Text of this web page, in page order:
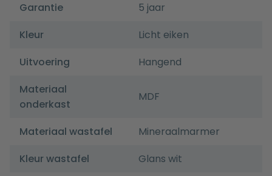
Garantie
5 jaar
Kleur
Licht eiken
Uitvoering
Hangend
Materiaal
onderkast
MDF
Materiaal wastafel
Mineraalmarmer
Kleur wastafel
Glans wit